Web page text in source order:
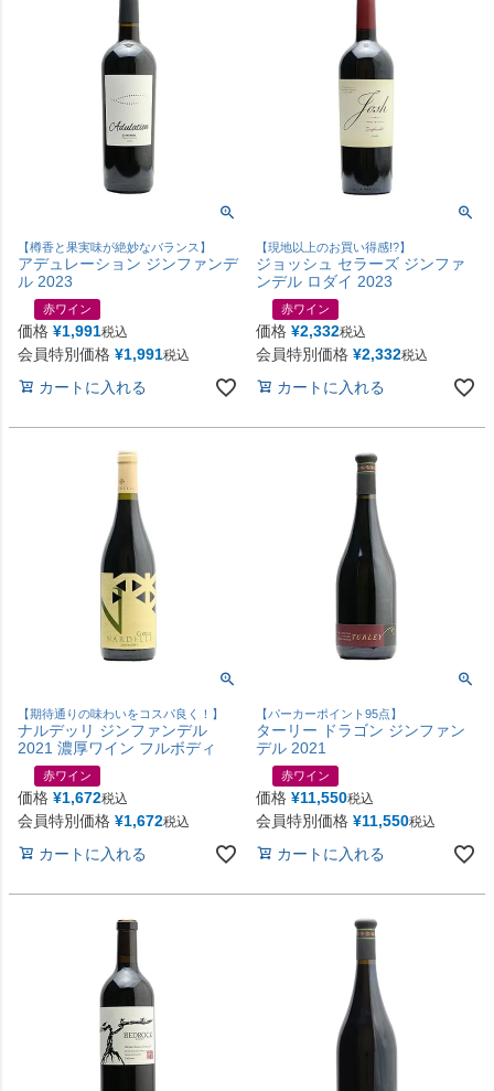
【樽香と果実味が絶妙なバランス】
アデュレーション ジンファンデ
ル 2023
赤ワイン
価格 ¥1,991税込
会員特別価格 ¥1,991税込
カートに入れる
【現地以上のお買い得感!?】
ジョッシュ セラーズ ジンファ
ンデル ロダイ 2023
赤ワイン
価格 ¥2,332税込
会員特別価格 ¥2,332税込
カートに入れる
【期待通りの味わいをコスパ良く！】
ナルデッリ ジンファンデル
2021 濃厚ワイン フルボディ
赤ワイン
価格 ¥1,672税込
会員特別価格 ¥1,672税込
カートに入れる
【パーカーポイント95点】
ターリー ドラゴン ジンファン
デル 2021
赤ワイン
価格 ¥11,550税込
会員特別価格 ¥11,550税込
カートに入れる